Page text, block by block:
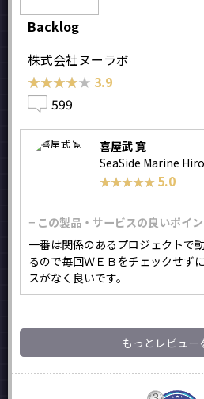
Backlog
株式会社ヌーラボ
★★★★★
★★★★★ 3.9
599
喜屋武 寛
SeaSide Marine
★★★★★
★★★★★ 5.0
− この製品・サービスの良いポイ
一番は関係のあるプロジェクトで
るので毎回ＷＥＢをチェックせず
スがなく良いです。
もっとレビュー